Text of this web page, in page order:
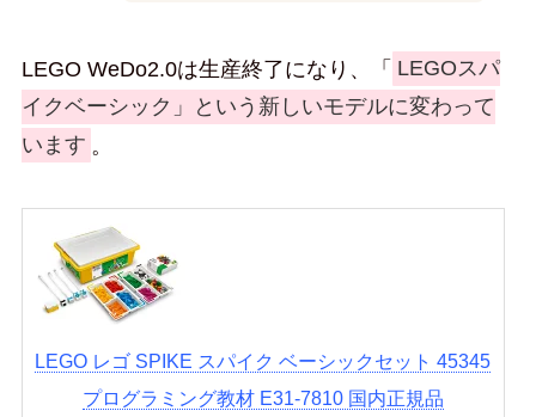
LEGO WeDo2.0は生産終了になり、「 LEGOスパ
イクベーシック」という新しいモデルに変わって
います 。
LEGO レゴ SPIKE スパイク ベーシックセット 45345
プログラミング教材 E31-7810 国内正規品